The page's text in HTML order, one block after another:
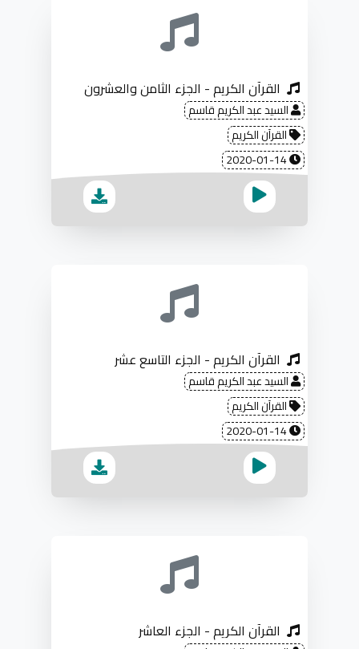
القرآن الكريم - الجزء الثامن والعشرون
السيد عبد الكريم قاسم
القرآن الكريم
القرآن الكريم - الجزء التاسع عشر
السيد عبد الكريم قاسم
القرآن الكريم
القرآن الكريم - الجزء العاشر